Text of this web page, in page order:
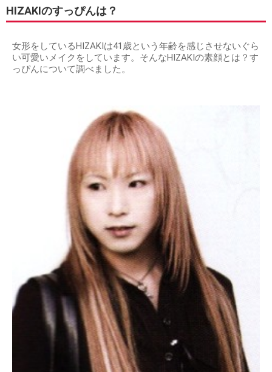
HIZAKIのすっぴんは？
女形をしているHIZAKIは41歳という年齢を感じさせないぐら
い可愛いメイクをしています。そんなHIZAKIの素顔とは？す
っぴんについて調べました。